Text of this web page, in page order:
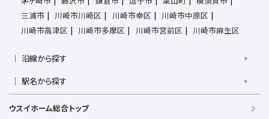
三浦市
川崎市川崎区 川崎市幸区
川崎市中原区
川崎市高津区
川崎市多摩区 川崎市宮前区 川崎市麻生区
沿線から探す
湘南新宿ライン高海
駅名から探す
大倉山駅
大船駅 金沢八景駅 金沢文庫駅
鎌倉駅
上大岡駅
鴨居駅
ウスイホーム総合トップ